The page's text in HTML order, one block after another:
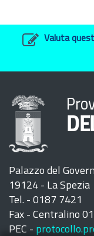
Valuta
Palazzo del
19124 - La Spezia
Tel. - 0187 7421
Fax - Centralino
PEC -